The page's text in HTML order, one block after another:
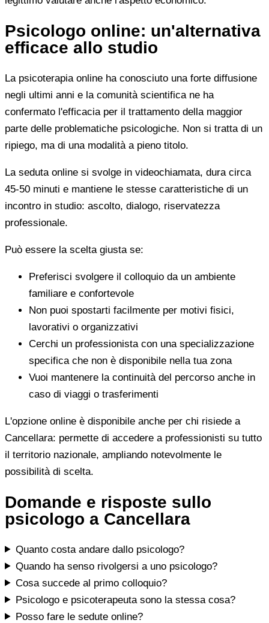
Psicologo online: un'alternativa
efficace allo studio
La psicoterapia online ha conosciuto una forte diffusione
negli ultimi anni e la comunità scientifica ne ha
confermato l'efficacia per il trattamento della maggior
parte delle problematiche psicologiche. Non si tratta di un
ripiego, ma di una modalità a pieno titolo.
La seduta online si svolge in videochiamata, dura circa
45-50 minuti e mantiene le stesse caratteristiche di un
incontro in studio: ascolto, dialogo, riservatezza
professionale.
Può essere la scelta giusta se:
Preferisci svolgere il colloquio da un ambiente
familiare e confortevole
Non puoi spostarti facilmente per motivi fisici,
lavorativi o organizzativi
Cerchi un professionista con una specializzazione
specifica che non è disponibile nella tua zona
Vuoi mantenere la continuità del percorso anche in
caso di viaggi o trasferimenti
L'opzione online è disponibile anche per chi risiede a
Cancellara: permette di accedere a professionisti su tutto
il territorio nazionale, ampliando notevolmente le
possibilità di scelta.
Domande e risposte sullo
psicologo a Cancellara
Quanto costa andare dallo psicologo?
Quando ha senso rivolgersi a uno psicologo?
Cosa succede al primo colloquio?
Psicologo e psicoterapeuta sono la stessa cosa?
Posso fare le sedute online?